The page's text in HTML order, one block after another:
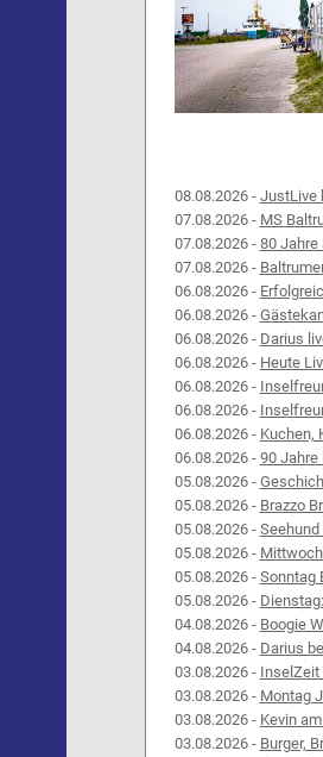
08.08.2026 - JustLive
07.08.2026 - MS
07.08.2026 - 80 Jahre
07.08.2026 -
06.08.2026 -
06.08.2026 -
06.08.2026 - Darius
06.08.2026 - Heute
06.08.2026 -
06.08.2026 -
06.08.2026 - Kuchen,
06.08.2026 - 90 Jahre
05.08.2026 -
05.08.2026 - Brazzo
05.08.2026 -
05.08.2026 -
05.08.2026 - Sonntag
05.08.2026 -
04.08.2026 - Boogie
04.08.2026 - Darius
03.08.2026 - InselZeit
03.08.2026 - Montag
03.08.2026 - Kevin
03.08.2026 - Burger,